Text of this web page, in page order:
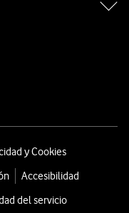
y Cookies
Accesibilidad
del servicio